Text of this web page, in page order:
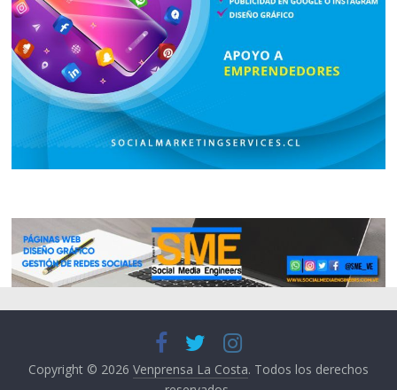
Copyright © 2026 Venprensa La Costa. Todos los derechos